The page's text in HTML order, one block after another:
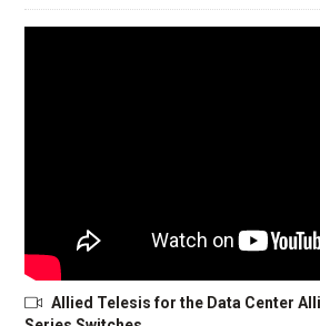
Allied Telesis for the Data Center